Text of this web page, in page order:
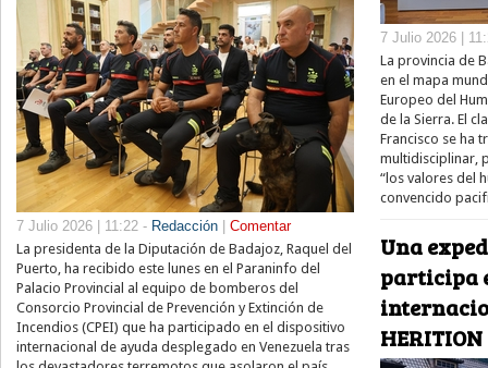
7 Julio 2026 | 11:22 - Redacción | Comentar
La presidenta de la Diputación de Badajoz, Raquel del
Puerto, ha recibido este lunes en el Paraninfo del
Palacio Provincial al equipo de bomberos del
Consorcio Provincial de Prevención y Extinción de
Incendios (CPEI) que ha participado en el dispositivo
internacional de ayuda desplegado en Venezuela tras
7 Julio 2026 |
La provincia de
en el mapa
Europeo del
de la Sierra. El
Francisco se ha
multidisciplinar,
“los valores del
convencido
Una
participa